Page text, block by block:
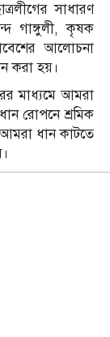
সাধারণ
গাঙ্গুলী, কৃষক
আলোচনা
করা হয়।
মাধ্যমে আমরা
রোপনে শ্রমিক
ধান কাটতে